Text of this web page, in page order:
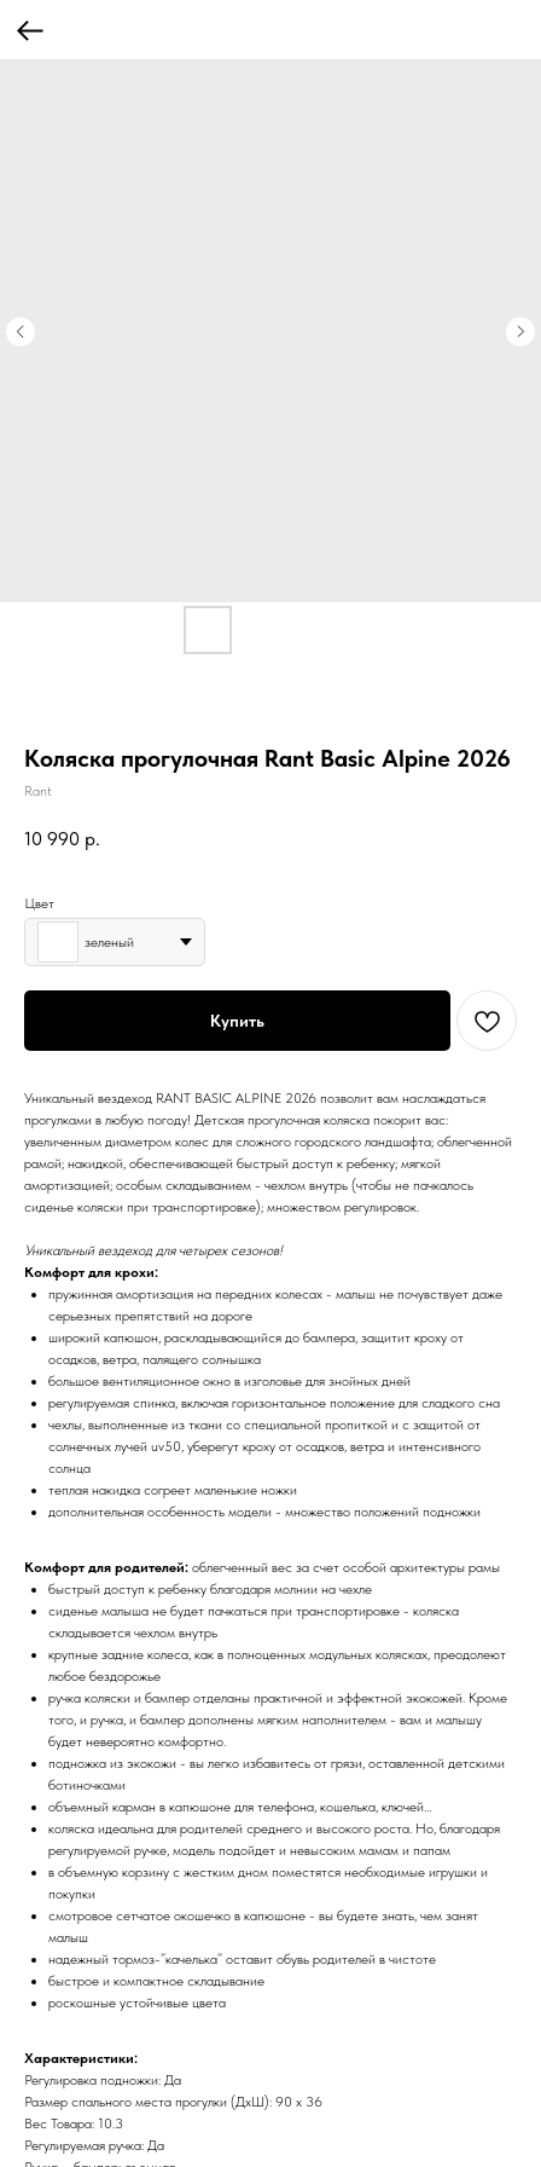
Коляска прогулочная Rant Basic Alpine 2026
Rant
10 990 р.
Цвет
зеленый
Купить
Уникальный вездеход RANT BASIC ALPINE 2026 позволит вам наслаждаться
прогулками в любую погоду! Детская прогулочная коляска покорит вас:
увеличенным диаметром колес для сложного городского ландшафта; облегченной
рамой; накидкой, обеспечивающей быстрый доступ к ребенку; мягкой
амортизацией; особым складыванием - чехлом внутрь (чтобы не пачкалось
сиденье коляски при транспортировке); множеством регулировок.
Уникальный вездеход для четырех сезонов!
Комфорт для крохи:
пружинная амортизация на передних колесах - малыш не почувствует даже
серьезных препятствий на дороге
широкий капюшон, раскладывающийся до бампера, защитит кроху от
осадков, ветра, палящего солнышка
большое вентиляционное окно в изголовье для знойных дней
регулируемая спинка, включая горизонтальное положение для сладкого сна
чехлы, выполненные из ткани со специальной пропиткой и с защитой от
солнечных лучей uv50, уберегут кроху от осадков, ветра и интенсивного
солнца
теплая накидка согреет маленькие ножки
дополнительная особенность модели - множество положений подножки
Комфорт для родителей: облегченный вес за счет особой архитектуры рамы
быстрый доступ к ребенку благодаря молнии на чехле
сиденье малыша не будет пачкаться при транспортировке - коляска
складывается чехлом внутрь
крупные задние колеса, как в полноценных модульных колясках, преодолеют
любое бездорожье
ручка коляски и бампер отделаны практичной и эффектной экокожей. Кроме
того, и ручка, и бампер дополнены мягким наполнителем - вам и малышу
будет невероятно комфортно.
подножка из экокожи - вы легко избавитесь от грязи, оставленной детскими
ботиночками
объемный карман в капюшоне для телефона, кошелька, ключей…
коляска идеальна для родителей среднего и высокого роста. Но, благодаря
регулируемой ручке, модель подойдет и невысоким мамам и папам
в объемную корзину с жестким дном поместятся необходимые игрушки и
покупки
смотровое сетчатое окошечко в капюшоне - вы будете знать, чем занят
малыш
надежный тормоз-”качелька” оставит обувь родителей в чистоте
быстрое и компактное складывание
роскошные устойчивые цвета
Характеристики:
Регулировка подножки: Да
Размер спального места прогулки (ДхШ): 90 x 36
Вес Товара: 10.3
Регулируемая ручка: Да